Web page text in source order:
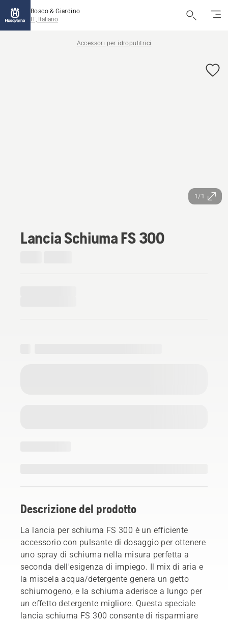
Bosco & Giardino
IT, Italiano
Accessori per idropulitrici
1/1
Lancia Schiuma FS 300
Descrizione del prodotto
La lancia per schiuma FS 300 è un efficiente
accessorio con pulsante di dosaggio per ottenere
uno spray di schiuma nella misura perfetta a
seconda dell'esigenza di impiego. Il mix di aria e
la miscela acqua/detergente genera un getto
schiumogeno, e la schiuma aderisce a lungo per
un effetto detergente migliore. Questa speciale
lancia schiuma FS 300 consente di risparmiare